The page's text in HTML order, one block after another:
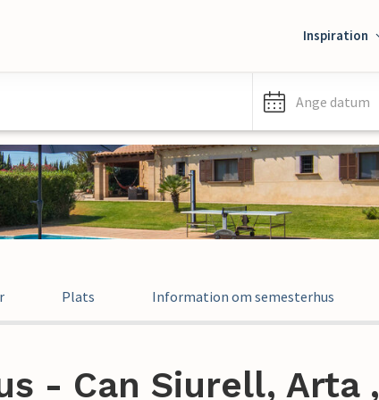
Inspiration
Ange datum
Plats Information om semesterhus
- Can Siurell, Arta ,